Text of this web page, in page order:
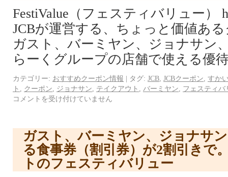
FestiValue（フェスティバリュー）
JCBが運営する、ちょっと価値あ
ガスト、バーミヤン、ジョナサン
らーくグループの店舗で使える優
カテゴリー: おすすめクーポン情報 | タグ: JCB JCBクーポン すか
ト
クーポン ジョナサン テイクアウト バーミヤン
フェスティバ
コメントを受け付けていません
ガスト、バーミヤン、ジョナサ
る食事券（割引券）が2割引きで
トのフェスティバリュー